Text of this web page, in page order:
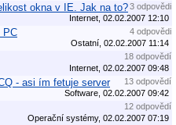
okna v IE. Jak na to?3 odpovědi
Internet, 02.02.2007 12:10
PC
4 odpovědi
Ostatní, 02.02.2007 11:14
18 odpovědí
Internet, 02.02.2007 09:48
- asi ím fetuje server
13 odpovědí
Software, 02.02.2007 09:42
12 odpovědí
Operační systémy, 02.02.2007 07:19